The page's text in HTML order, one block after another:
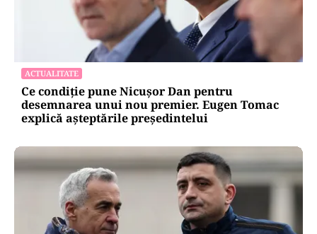
ACTUALITATE
Ce condiție pune Nicușor Dan pentru
desemnarea unui nou premier. Eugen Tomac
explică așteptările președintelui